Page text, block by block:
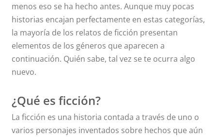
menos eso se ha hecho antes. Aunque muy pocas
historias encajan perfectamente en estas categorías,
la mayoría de los relatos de ficción presentan
elementos de los géneros que aparecen a
continuación. Quién sabe, tal vez se te ocurra algo
nuevo.
¿Qué es ficción?
La ficción es una historia contada a través de uno o
varios personajes inventados sobre hechos que aún